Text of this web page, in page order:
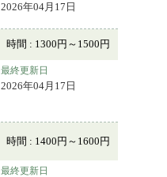
2026年04月17日
時間 : 1300円～1500円
最終更新日
2026年04月17日
時間 : 1400円～1600円
最終更新日